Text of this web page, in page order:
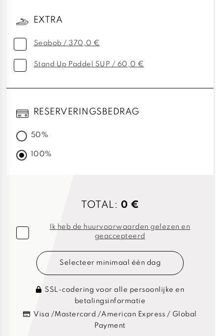
EXTRA
Seabob / 370,0 €
Stand Up Paddel SUP / 60,0 €
RESERVERINGSBEDRAG
50%
100%
TOTAL: 0 €
Ik heb de huurvoorwaarden gelezen en
geaccepteerd
Selecteer minimaal één dag
SSL-codering voor alle persoonlijke en
betalingsinformatie
Visa /Mastercard /American Express / Global
Payment